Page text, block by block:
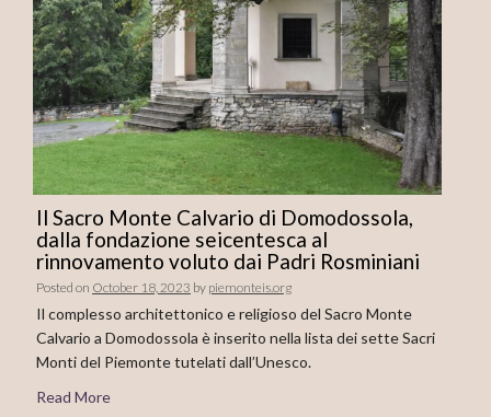
Il Sacro Monte Calvario di Domodossola,
dalla fondazione seicentesca al
rinnovamento voluto dai Padri Rosminiani
Posted on October 18, 2023 by piemonteis.org
Il complesso architettonico e religioso del Sacro Monte
Calvario a Domodossola è inserito nella lista dei sette Sacri
Monti del Piemonte tutelati dall’Unesco.
Read More